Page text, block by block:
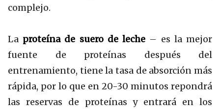
complejo.
La proteína de suero de leche – es la mejor
fuente de proteínas después del
entrenamiento, tiene la tasa de absorción más
rápida, por lo que en 20-30 minutos repondrá
las reservas de proteínas y entrará en los